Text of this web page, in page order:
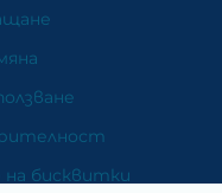
на бисквитки